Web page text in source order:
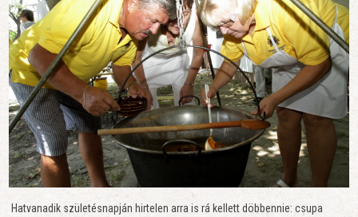
Hatvanadik születésnapján hirtelen arra is rá kellett döbbennie: csupa